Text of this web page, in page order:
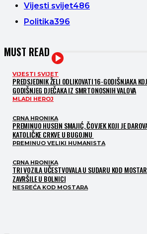
Vijesti svijet486
Politika396
MUST READ
VIJESTI SVIJET
PREDSJEDNIK ŽELI ODLIKOVATI 16-GODIŠNJAKA
GODIŠNJEG DJEČAKA IZ SMRTONOSNIH VALOVA
MLADI HEROJ
CRNA HRONIKA
PREMINUO HUSEIN SMAJIĆ, ČOVJEK KOJI JE
KATOLIČKE CRKVE U BUGOJNU
PREMINUO VELIKI HUMANISTA
CRNA HRONIKA
TRI VOZILA UČESTVOVALA U SUDARU KOD
ZAVRŠILE U BOLNICI
NESREĆA KOD MOSTARA